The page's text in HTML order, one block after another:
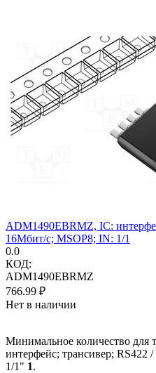
ADM1490EBRMZ, IC:
16Мбит/с; MSOP8; IN: 1/1
0.0
КОД:
ADM1490EBRMZ
766.99 ₽
Нет в наличии
Минимальное количество
интерфейс; трансивер;
1/1" 1.